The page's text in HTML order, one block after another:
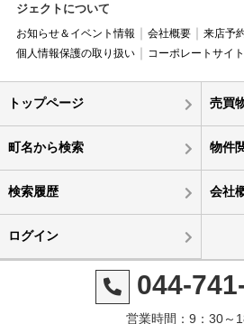
ジェクトについて
お知らせ＆イベント情報 会社概要 来店予
個人情報保護の取り扱い
コーポレートサイト
トップページ 売買
町名から検索 物件
検索履歴 会社
ログイン
044-
営業時間：9：30～